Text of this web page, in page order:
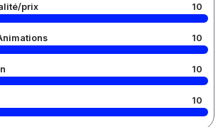
prix 10
10
10
10